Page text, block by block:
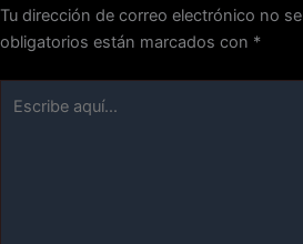
Tu dirección de correo electrónico no
obligatorios están marcados con *
aquí...